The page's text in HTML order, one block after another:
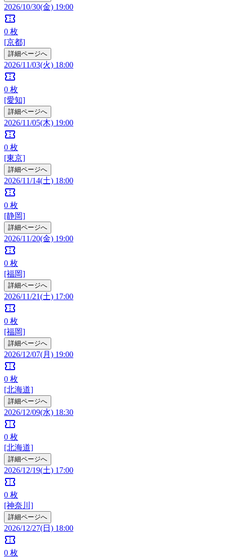
2026/10/30(金) 19:00
confirmation_number
0 枚
[京都]
詳細ページへ
2026/11/03(火) 18:00
confirmation_number
0 枚
[愛知]
詳細ページへ
2026/11/05(木) 19:00
confirmation_number
0 枚
[東京]
詳細ページへ
2026/11/14(土) 18:00
confirmation_number
0 枚
[静岡]
詳細ページへ
2026/11/20(金) 19:00
confirmation_number
0 枚
[福岡]
詳細ページへ
2026/11/21(土) 17:00
confirmation_number
0 枚
[福岡]
詳細ページへ
2026/12/07(月) 19:00
confirmation_number
0 枚
[北海道]
詳細ページへ
2026/12/09(水) 18:30
confirmation_number
0 枚
[北海道]
詳細ページへ
2026/12/19(土) 17:00
confirmation_number
0 枚
[神奈川]
詳細ページへ
2026/12/27(日) 18:00
confirmation_number
0 枚